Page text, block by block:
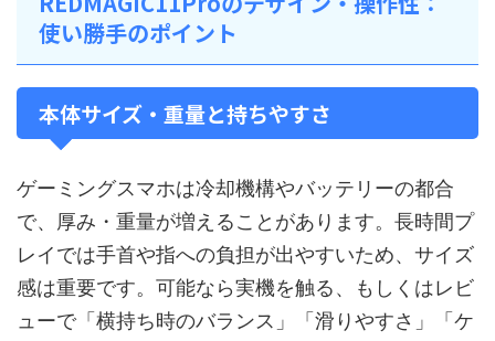
使い勝手のポイント
本体サイズ・重量と持ちやすさ
ゲーミングスマホは冷却機構やバッテリーの都合
で、厚み・重量が増えることがあります。長時間プ
レイでは手首や指への負担が出やすいため、サイズ
感は重要です。可能なら実機を触る、もしくはレビ
ューで「横持ち時のバランス」「滑りやすさ」「ケ